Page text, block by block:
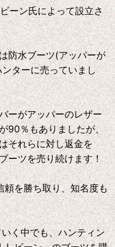
ーン氏によって設立さ
防水ブーツ(アッパーが
ターに売っていまし
ーがアッパーのレザー
90％もありましたが、
それらに対し返金を
ーツを売り続けます！
頼を勝ち取り、知名度も
く中でも、ハンティン